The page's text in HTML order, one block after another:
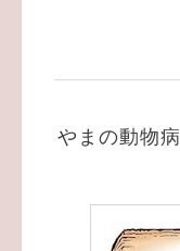
やまの動物